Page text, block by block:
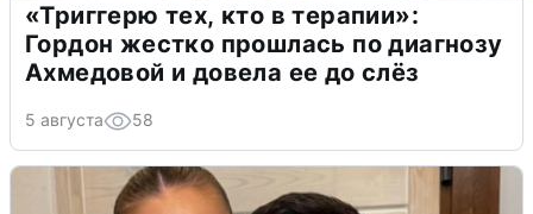
«Триггерю тех, кто в терапии»:
Гордон жестко прошлась по диагнозу
Ахмедовой и довела ее до слёз
5 августа 58